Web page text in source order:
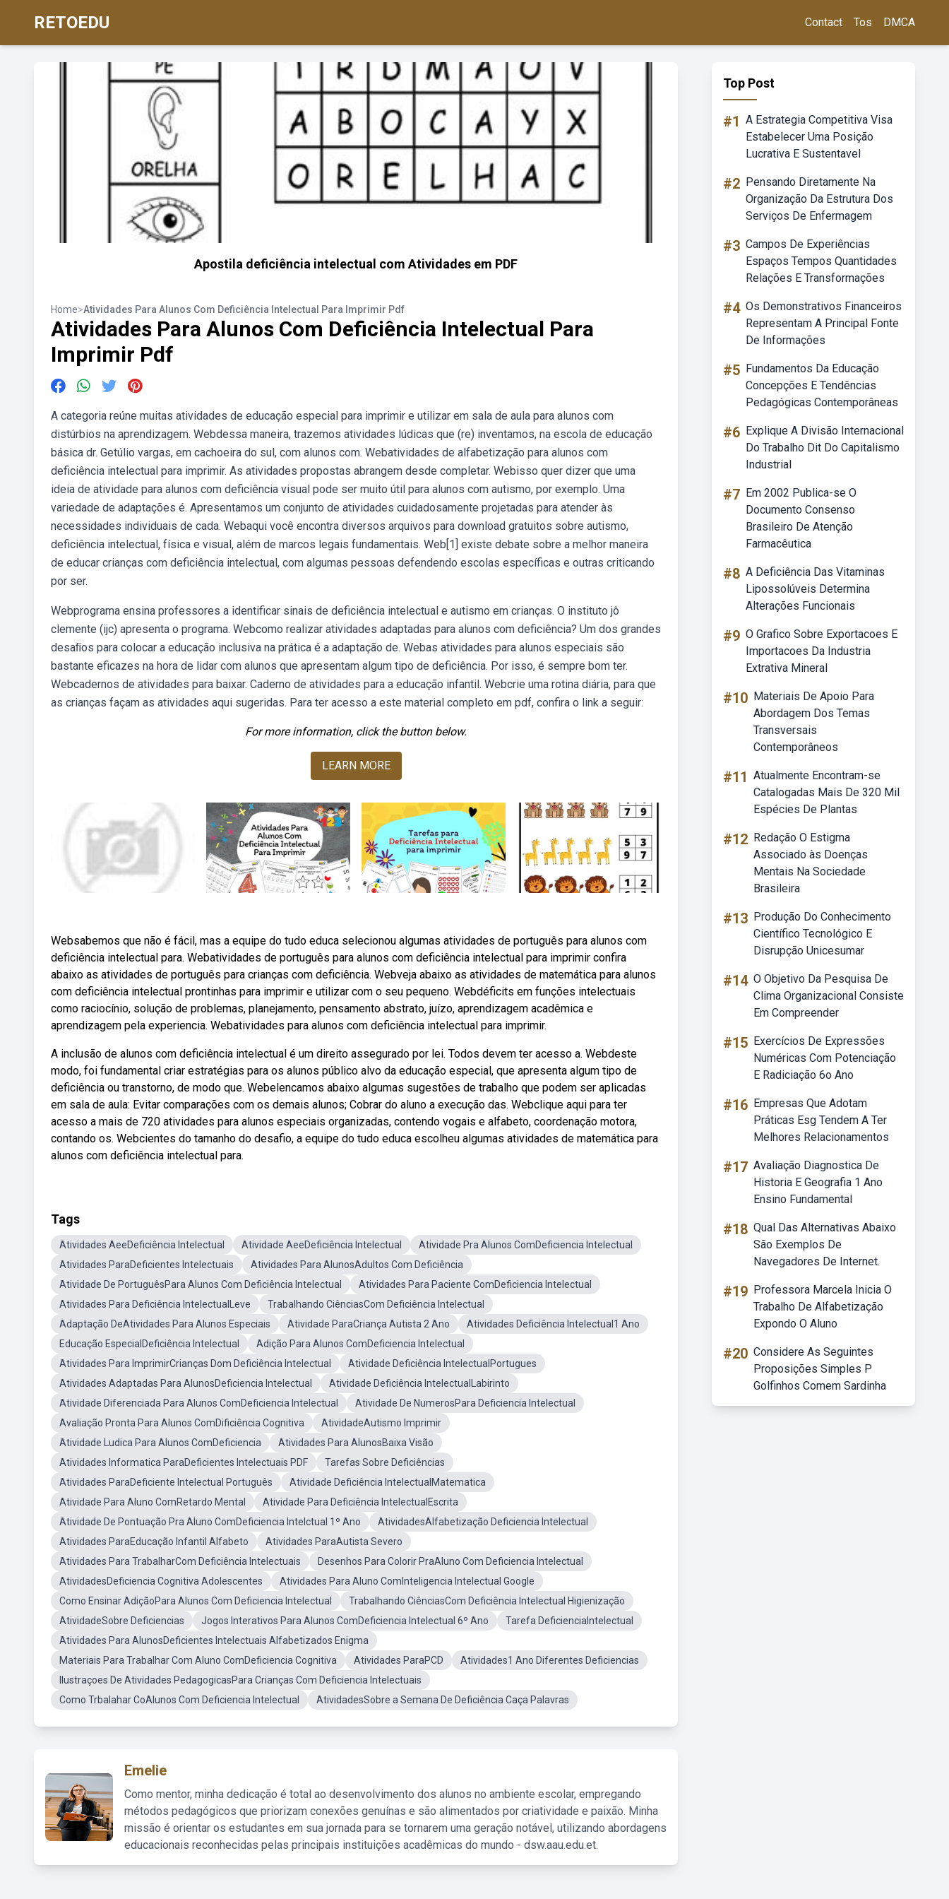
RETOEDU Contact Tos DMCA
Apostila deficiência intelectual com Atividades em PDF
Home>Atividades Para Alunos Com Deficiência Intelectual Para Imprimir Pdf
Atividades Para Alunos Com Deficiência Intelectual Para
Imprimir Pdf
A categoria reúne muitas atividades de educação especial para imprimir e utilizar em sala de aula para alunos com
distúrbios na aprendizagem. Webdessa maneira, trazemos atividades lúdicas que (re) inventamos, na escola de educação
básica dr. Getúlio vargas, em cachoeira do sul, com alunos com. Webatividades de alfabetização para alunos com
deficiência intelectual para imprimir. As atividades propostas abrangem desde completar. Webisso quer dizer que uma
ideia de atividade para alunos com deficiência visual pode ser muito útil para alunos com autismo, por exemplo. Uma
variedade de adaptações é. Apresentamos um conjunto de atividades cuidadosamente projetadas para atender às
necessidades individuais de cada. Webaqui você encontra diversos arquivos para download gratuitos sobre autismo,
deficiência intelectual, física e visual, além de marcos legais fundamentais. Web[1] existe debate sobre a melhor maneira
de educar crianças com deficiência intelectual, com algumas pessoas defendendo escolas específicas e outras criticando
por ser.
Webprograma ensina professores a identificar sinais de deficiência intelectual e autismo em crianças. O instituto jô
clemente (ijc) apresenta o programa. Webcomo realizar atividades adaptadas para alunos com deficiência? Um dos grandes
desaﬁos para colocar a educação inclusiva na prática é a adaptação de. Webas atividades para alunos especiais são
bastante eficazes na hora de lidar com alunos que apresentam algum tipo de deficiência. Por isso, é sempre bom ter.
Webcadernos de atividades para baixar. Caderno de atividades para a educação infantil. Webcrie uma rotina diária, para que
as crianças façam as atividades aqui sugeridas. Para ter acesso a este material completo em pdf, confira o link a seguir:
For more information, click the button below.
LEARN MORE
Websabemos que não é fácil, mas a equipe do tudo educa selecionou algumas atividades de português para alunos com
deficiência intelectual para. Webatividades de português para alunos com deficiência intelectual para imprimir confira
abaixo as atividades de português para crianças com deficiência. Webveja abaixo as atividades de matemática para alunos
com deficiência intelectual prontinhas para imprimir e utilizar com o seu pequeno. Webdéficits em funções intelectuais
como raciocínio, solução de problemas, planejamento, pensamento abstrato, juízo, aprendizagem acadêmica e
aprendizagem pela experiencia. Webatividades para alunos com deficiência intelectual para imprimir.
A inclusão de alunos com deficiência intelectual é um direito assegurado por lei. Todos devem ter acesso a. Webdeste
modo, foi fundamental criar estratégias para os alunos público alvo da educação especial, que apresenta algum tipo de
deficiência ou transtorno, de modo que. Webelencamos abaixo algumas sugestões de trabalho que podem ser aplicadas
em sala de aula: Evitar comparações com os demais alunos; Cobrar do aluno a execução das. Webclique aqui para ter
acesso a mais de 720 atividades para alunos especiais organizadas, contendo vogais e alfabeto, coordenação motora,
contando os. Webcientes do tamanho do desafio, a equipe do tudo educa escolheu algumas atividades de matemática para
alunos com deficiência intelectual para.
Tags
Atividades AeeDeficiência Intelectual Atividade AeeDeficiência Intelectual
Atividade Pra Alunos ComDeficiencia Intelectual
Atividades ParaDeficientes Intelectuais
Atividades Para AlunosAdultos Com Deficiência
Atividade De PortuguêsPara Alunos Com Deficiência Intelectual
Atividades Para Paciente ComDeficiencia Intelectual
Atividades Para Deficiência IntelectualLeve
Trabalhando CiênciasCom Deficiência Intelectual
Adaptação DeAtividades Para Alunos Especiais
Atividade ParaCriança Autista 2 Ano
Atividades Deficiência Intelectual1 Ano
Educação EspecialDeficiência Intelectual
Adição Para Alunos ComDeficiencia Intelectual
Atividades Para ImprimirCrianças Dom Deficiência Intelectual
Atividade Deficiência IntelectualPortugues
Atividades Adaptadas Para AlunosDeficiencia Intelectual
Atividade Deficiência IntelectualLabirinto
Atividade Diferenciada Para Alunos ComDeficiencia Intelectual
Atividade De NumerosPara Deficiencia Intelectual
Avaliação Pronta Para Alunos ComDificiência Cognitiva
AtividadeAutismo Imprimir
Atividade Ludica Para Alunos ComDeficiencia
Atividades Para AlunosBaixa Visão
Atividades Informatica ParaDeficientes Intelectuais PDF
Tarefas Sobre Deficiências
Atividades ParaDeficiente Intelectual Português
Atividade Deficiência IntelectualMatematica
Atividade Para Aluno ComRetardo Mental
Atividade Para Deficiência IntelectualEscrita
Atividade De Pontuação Pra Aluno ComDeficiencia Intelctual 1º Ano
AtividadesAlfabetização Deficiencia Intelectual
Atividades ParaEducação Infantil Alfabeto
Atividades ParaAutista Severo
Atividades Para TrabalharCom Deficiência Intelectuais
Desenhos Para Colorir PraAluno Com Deficiencia Intelectual
AtividadesDeficiencia Cognitiva Adolescentes
Atividades Para Aluno ComInteligencia Intelectual Google
Como Ensinar AdiçãoPara Alunos Com Deficiencia Intelectual
Trabalhando CiênciasCom Deficiência Intelectual Higienização
AtividadeSobre Deficiencias
Jogos Interativos Para Alunos ComDeficiencia Intelectual 6º Ano
Tarefa DeficienciaIntelectual
Atividades Para AlunosDeficientes Intelectuais Alfabetizados Enigma
Materiais Para Trabalhar Com Aluno ComDeficiencia Cognitiva
Atividades ParaPCD
Atividades1 Ano Diferentes Deficiencias
Ilustraçoes De Atividades PedagogicasPara Crianças Com Deficiencia Intelectuais
Como Trbalahar CoAlunos Com Deficiencia Intelectual
AtividadesSobre a Semana De Deficiência Caça Palavras
Emelie
Como mentor, minha dedicação é total ao desenvolvimento dos alunos no ambiente escolar, empregando
métodos pedagógicos que priorizam conexões genuínas e são alimentados por criatividade e paixão. Minha
missão é orientar os estudantes em sua jornada para se tornarem uma geração notável, utilizando abordagens
educacionais reconhecidas pelas principais instituições acadêmicas do mundo - dsw.aau.edu.et.
Top Post
#1 A Estrategia Competitiva Visa
Estabelecer Uma Posição
Lucrativa E Sustentavel
#2 Pensando Diretamente Na
Organização Da Estrutura Dos
Serviços De Enfermagem
#3 Campos De Experiências
Espaços Tempos Quantidades
Relações E Transformações
#4 Os Demonstrativos Financeiros
Representam A Principal Fonte
De Informações
#5 Fundamentos Da Educação
Concepções E Tendências
Pedagógicas Contemporâneas
#6 Explique A Divisão Internacional
Do Trabalho Dit Do Capitalismo
Industrial
#7 Em 2002 Publica-se O
Documento Consenso
Brasileiro De Atenção
Farmacêutica
#8 A Deficiência Das Vitaminas
Lipossolúveis Determina
Alterações Funcionais
#9 O Grafico Sobre Exportacoes E
Importacoes Da Industria
Extrativa Mineral
#10 Materiais De Apoio Para
Abordagem Dos Temas
Transversais
Contemporâneos
#11 Atualmente Encontram-se
Catalogadas Mais De 320 Mil
Espécies De Plantas
#12 Redação O Estigma
Associado às Doenças
Mentais Na Sociedade
Brasileira
#13 Produção Do Conhecimento
Científico Tecnológico E
Disrupção Unicesumar
#14 O Objetivo Da Pesquisa De
Clima Organizacional Consiste
Em Compreender
#15 Exercícios De Expressões
Numéricas Com Potenciação
E Radiciação 6o Ano
#16 Empresas Que Adotam
Práticas Esg Tendem A Ter
Melhores Relacionamentos
#17 Avaliação Diagnostica De
Historia E Geografia 1 Ano
Ensino Fundamental
#18 Qual Das Alternativas Abaixo
São Exemplos De
Navegadores De Internet.
#19 Professora Marcela Inicia O
Trabalho De Alfabetização
Expondo O Aluno
#20 Considere As Seguintes
Proposições Simples P
Golfinhos Comem Sardinha